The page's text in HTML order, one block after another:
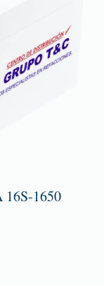
16S-1650